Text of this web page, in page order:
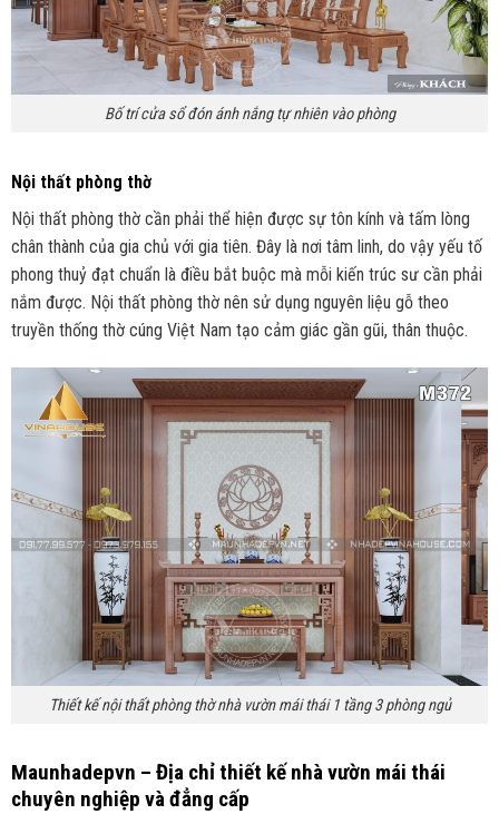
Bố trí cửa sổ đón ánh nắng tự nhiên vào phòng
Nội thất phòng thờ
Nội thất phòng thờ cần phải thể hiện được sự tôn kính và tấm lòng
chân thành của gia chủ với gia tiên. Đây là nơi tâm linh, do vậy yếu tố
phong thuỷ đạt chuẩn là điều bắt buộc mà mỗi kiến trúc sư cần phải
nắm được. Nội thất phòng thờ nên sử dụng nguyên liệu gỗ theo
truyền thống thờ cúng Việt Nam tạo cảm giác gần gũi, thân thuộc.
Thiết kế nội thất phòng thờ nhà vườn mái thái 1 tầng 3 phòng ngủ
Maunhadepvn – Địa chỉ thiết kế nhà vườn mái thái
chuyên nghiệp và đẳng cấp